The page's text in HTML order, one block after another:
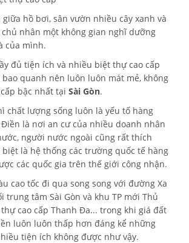
hồ bơi, sân vườn nhiều cây xanh và
nhân một không gian nghĩ dưỡng
của mình.
đủ tiện ích và nhiều biệt thự cao cấp
bao quanh nên luôn luôn mát mẻ, không
bậc nhất tại Sài Gòn.
chất lượng sống luôn là yếu tố hàng
là nơi an cư của nhiều doanh nhân
người nước ngoài cũng rất thích
biệt là hệ thống các trường quốc tế hàng
các quốc gia trên thế giới công nhận.
cao tốc đi qua song song với đường Xa
trung tâm Sài Gòn và khu TP mới Thủ
cao cấp Thanh Đa... trong khi giá đất
luôn luôn thấp hơn đáng kể những
tiện ích không được như vậy.